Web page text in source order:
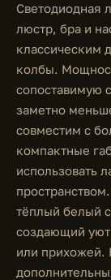
Светодиодная
люстр, бра и
классическим
колбы.
сопоставимую
заметно
совместим с
компактные
использовать
тёплый белый
создающий
или прихожей.